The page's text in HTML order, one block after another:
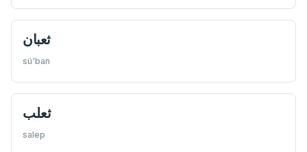
ثعبان
sü'ban
ثعلب
salep